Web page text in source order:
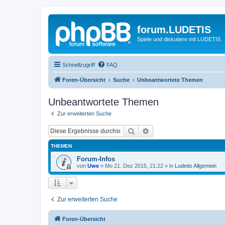
forum.LUDETIS
Spiele und diskutiere mit LUDETIS.
Schnellzugriff FAQ
Foren-Übersicht Suche Unbeantwortete Themen
Unbeantwortete Themen
Zur erweiterten Suche
Suche
THEMEN
Forum-Infos
von Uwe » Mo 21. Dez 2015, 21:22 » in Ludetis Allgemein
Zur erweiterten Suche
Foren-Übersicht